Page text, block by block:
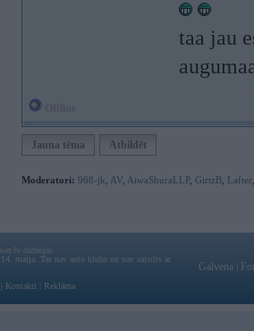
taa jau
Jauna tēma Atbildēt
Moderatori: 968-jk AV AiwaShuraLLP, GirtzB Lafter
darbojas
maija. Tas nav auto klubs un nav saistīts ar
Kontakti Reklāma
Galvena